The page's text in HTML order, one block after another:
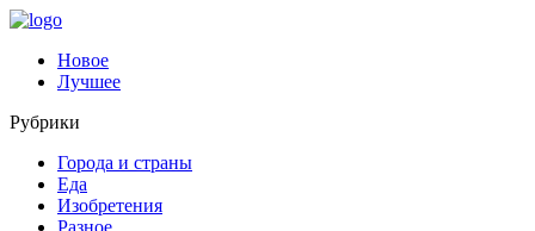
Новое
Лучшее
Рубрики
Города и страны
Еда
Изобретения
Разное